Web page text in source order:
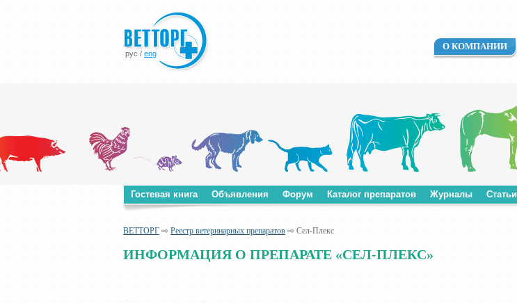
рус / eng
О КОМПАНИИ
Гостевая книга Объявления Форум Каталог препаратов Журналы Статьи
ВЕТТОРГ ⇨ Реестр ветеринарных препаратов ⇨ Сел-Плекс
ИНФОРМАЦИЯ О ПРЕПАРАТЕ «СЕЛ-ПЛЕКС»